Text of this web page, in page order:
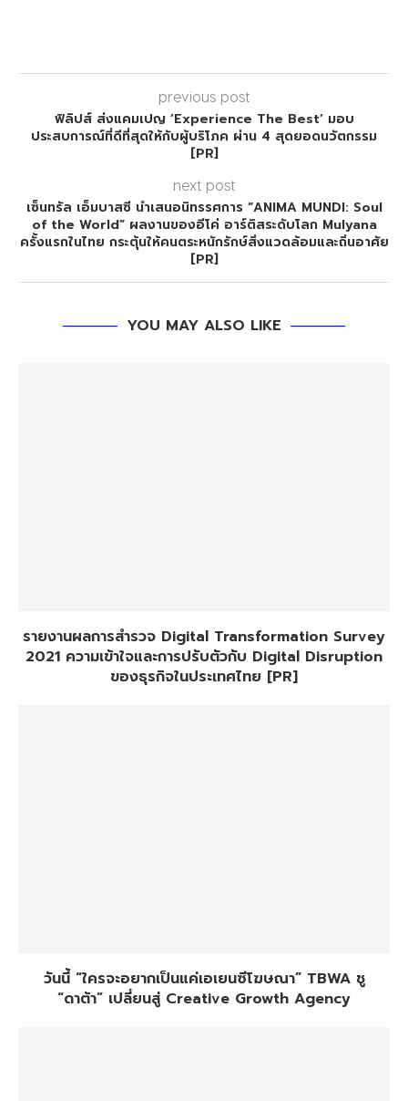
previous post
ฟิลิปส์ ส่งแคมเปญ ‘Experience The Best’ มอบ
ประสบการณ์ที่ดีที่สุดให้กับผู้บริโภค ผ่าน 4 สุดยอดนวัตกรรม
[PR]
next post
เซ็นทรัล เอ็มบาสซี นำเสนอนิทรรศการ “ANIMA MUNDI: Soul
of the World” ผลงานของอีโค่ อาร์ติสระดับโลก Mulyana
ครั้งแรกในไทย กระตุ้นให้คนตระหนักรักษ์สิ่งแวดล้อมและถิ่นอาศัย
[PR]
YOU MAY ALSO LIKE
รายงานผลการสำรวจ Digital Transformation Survey
2021 ความเข้าใจและการปรับตัวกับ Digital Disruption
ของธุรกิจในประเทศไทย [PR]
วันนี้ “ใครจะอยากเป็นแค่เอเยนซีโฆษณา” TBWA ชู
“ดาต้า” เปลี่ยนสู่ Creative Growth Agency